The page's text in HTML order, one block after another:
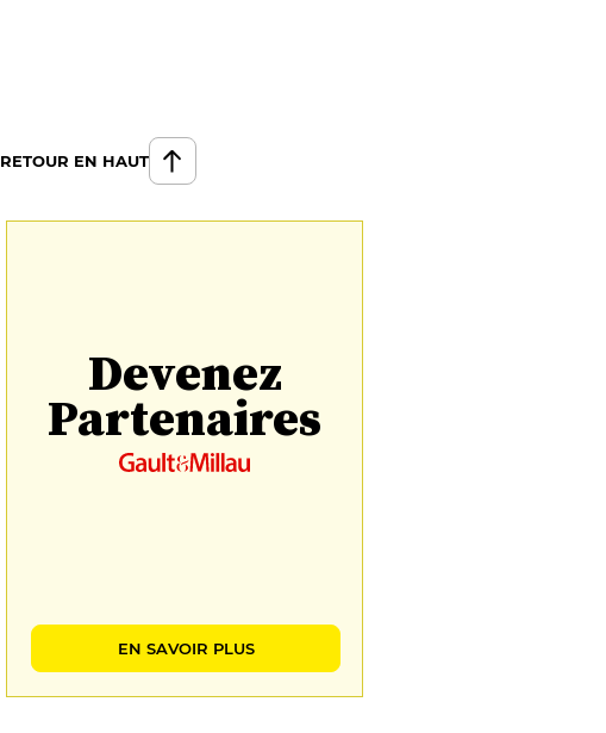
RETOUR EN HAUT
Devenez
Partenaires
EN SAVOIR PLUS